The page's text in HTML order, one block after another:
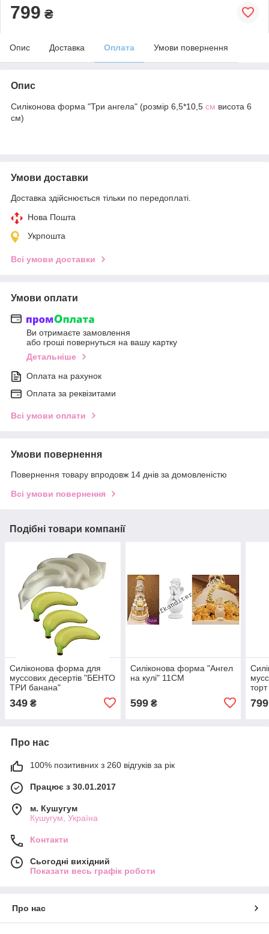
799 ₴
Опис Доставка Оплата Умови повернення
Опис
Силіконова форма "Три ангела" (розмір 6,5*10,5 см висота 6
см)
Умови доставки
Доставка здійснюється тільки по передоплаті.
Нова Пошта
Укрпошта
Всі умови доставки
Умови оплати
Ви отримаєте замовлення
або гроші повернуться на вашу картку
Детальніше
Оплата на рахунок
Оплата за реквізитами
Всі умови оплати
Умови повернення
Повернення товару впродовж 14 днів за домовленістю
Всі умови повернення
Подібні товари компанії
Силіконова форма для
муссових десертів "БЕНТО
ТРИ банана"
349 ₴
Силіконова форма "Ангел
на кулі" 11СМ
599₴ 799
Про нас
100% позитивних з 260 відгуків за рік
Працює з 30.01.2017
м. Кушугум
Кушугум, Україна
Контакти
Сьогодні вихідний
Показати весь графік роботи
Про нас